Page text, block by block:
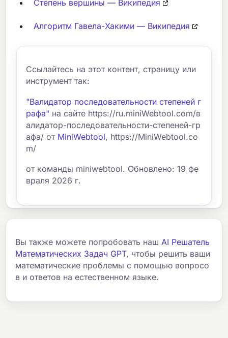
Степень вершины — Википедия
Алгоритм Гавела-Хакими — Википедия
Ссылайтесь на этот контент, страницу или
инструмент так:
"Валидатор последовательности степеней г
рафа" на сайте https://ru.miniWebtool.com/в
алидатор-последовательности-степеней-гр
афа/ от MiniWebtool, https://MiniWebtool.co
m/
от команды miniwebtool. Обновлено: 19 фе
враля 2026 г.
Вы также можете попробовать нашAI Решатель
Математических Задач GPT, чтобы решить ваши
математические проблемы с помощью вопросо
в и ответов на естественном языке.